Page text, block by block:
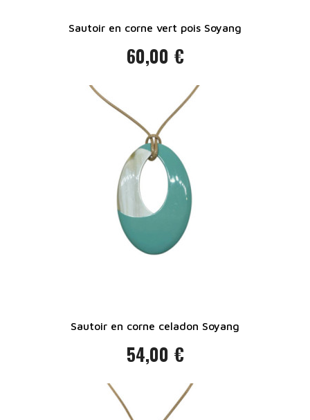
Sautoir en corne vert pois Soyang
Prix
60,00 €
Sautoir en corne celadon Soyang
Prix
54,00 €